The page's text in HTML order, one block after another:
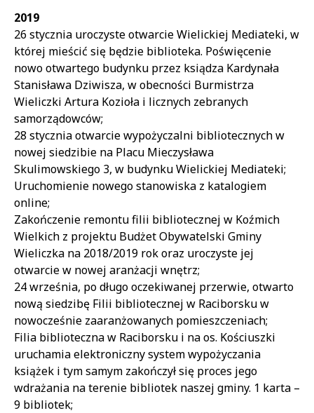
2019
26 stycznia uroczyste otwarcie Wielickiej Mediateki, w
której mieścić się będzie biblioteka. Poświęcenie
nowo otwartego budynku przez ksiądza Kardynała
Stanisława Dziwisza, w obecności Burmistrza
Wieliczki Artura Kozioła i licznych zebranych
samorządowców;
28 stycznia otwarcie wypożyczalni bibliotecznych w
nowej siedzibie na Placu Mieczysława
Skulimowskiego 3, w budynku Wielickiej Mediateki;
Uruchomienie nowego stanowiska z katalogiem
online;
Zakończenie remontu filii bibliotecznej w Koźmich
Wielkich z projektu Budżet Obywatelski Gminy
Wieliczka na 2018/2019 rok oraz uroczyste jej
otwarcie w nowej aranżacji wnętrz;
24 września, po długo oczekiwanej przerwie, otwarto
nową siedzibę Filii bibliotecznej w Raciborsku w
nowocześnie zaaranżowanych pomieszczeniach;
Filia biblioteczna w Raciborsku i na os. Kościuszki
uruchamia elektroniczny system wypożyczania
książek i tym samym zakończył się proces jego
wdrażania na terenie bibliotek naszej gminy. 1 karta –
9 bibliotek;